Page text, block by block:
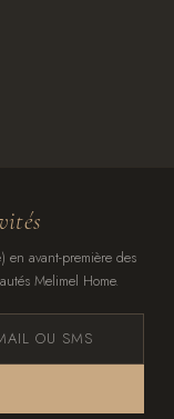
en avant-première des
Melimel Home.
OU SMS